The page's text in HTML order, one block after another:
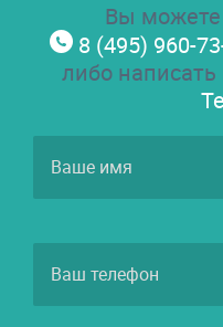
Вы можете
8 (495) 960-
либо